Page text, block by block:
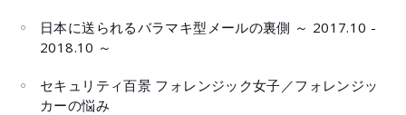
日本に送られるバラマキ型メールの裏側 ～ 2017.10 -
2018.10 ～
セキュリティ百景 フォレンジック女子／フォレンジッ
カーの悩み